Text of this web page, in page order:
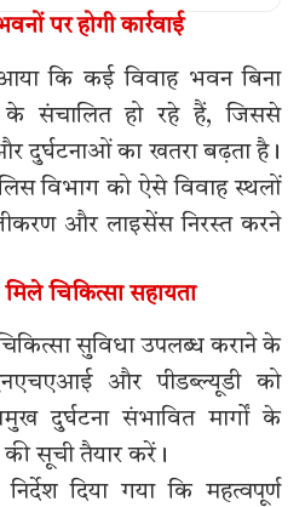
पर होगी कार्रवाई
कि कई विवाह भवन बिना
के संचालित हो रहे हैं, जिससे
दुर्घटनाओं का खतरा बढ़ता है।
विभाग को ऐसे विवाह स्थलों
और लाइसेंस निरस्त करने
चिकित्सा सहायता
सुविधा उपलब्ध कराने के
और पीडब्ल्यूडी को
दुर्घटना संभावित मार्गों के
सूची तैयार करें।
दिया गया कि महत्वपूर्ण